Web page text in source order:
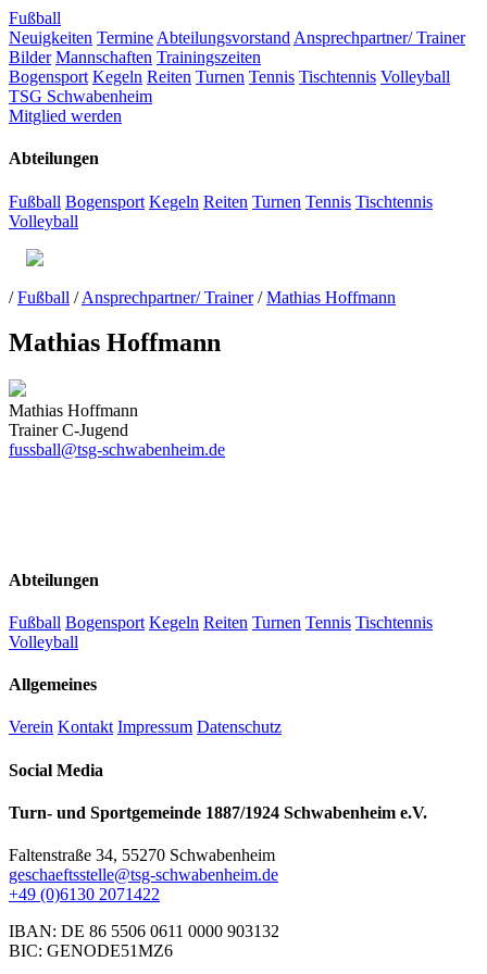
Fußball
Neuigkeiten Termine Abteilungsvorstand Ansprechpartner/ Trainer
Bilder Mannschaften Trainingszeiten
Bogensport Kegeln Reiten Turnen Tennis Tischtennis Volleyball
TSG Schwabenheim
Mitglied werden
Abteilungen
Fußball Bogensport Kegeln Reiten Turnen Tennis Tischtennis
Volleyball
/ Fußball / Ansprechpartner/ Trainer / Mathias Hoffmann
Mathias Hoffmann
Mathias Hoffmann
Trainer C-Jugend
fussball@tsg-schwabenheim.de
Abteilungen
Fußball Bogensport Kegeln Reiten Turnen Tennis Tischtennis
Volleyball
Allgemeines
Verein Kontakt Impressum Datenschutz
Social Media
Turn- und Sportgemeinde 1887/1924 Schwabenheim e.V.
Faltenstraße 34, 55270 Schwabenheim
geschaeftsstelle@tsg-schwabenheim.de
+49 (0)6130 2071422
IBAN: DE 86 5506 0611 0000 903132
BIC: GENODE51MZ6